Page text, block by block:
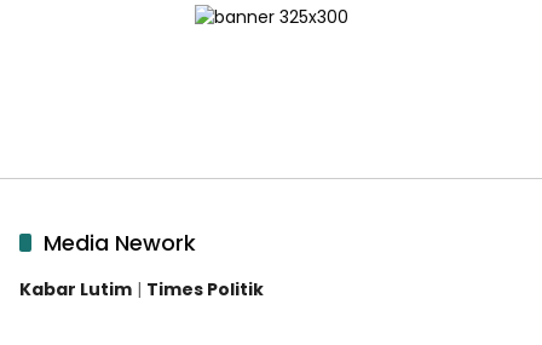
Media Nework
Kabar Lutim | Times Politik